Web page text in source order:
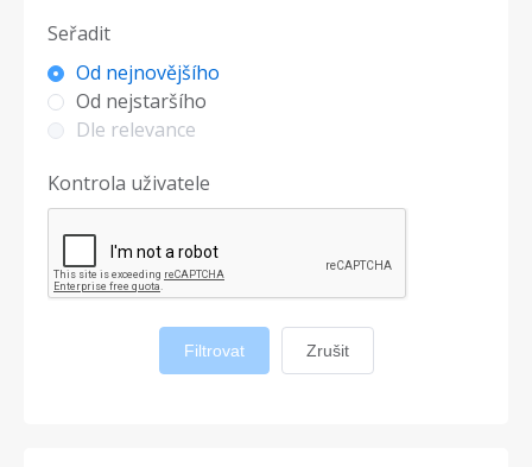
Seřadit
Od nejnovějšího
Od nejstaršího
Dle relevance
Kontrola uživatele
Filtrovat Zrušit